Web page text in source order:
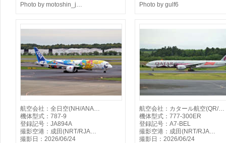
Photo by motoshin_j…
Photo by gulf6
航空会社：全日空(NH/ANA…
機体型式：787-9
登録記号：JA894A
撮影空港：成田(NRT/RJA…
撮影日：2026/06/24
航空会社：カタール航空(QR/…
機体型式：777-300ER
登録記号：A7-BEL
撮影空港：成田(NRT/RJA…
撮影日：2026/06/24